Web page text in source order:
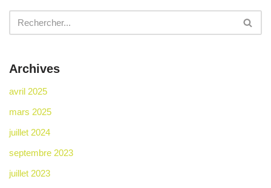
Archives
avril 2025
mars 2025
juillet 2024
septembre 2023
juillet 2023